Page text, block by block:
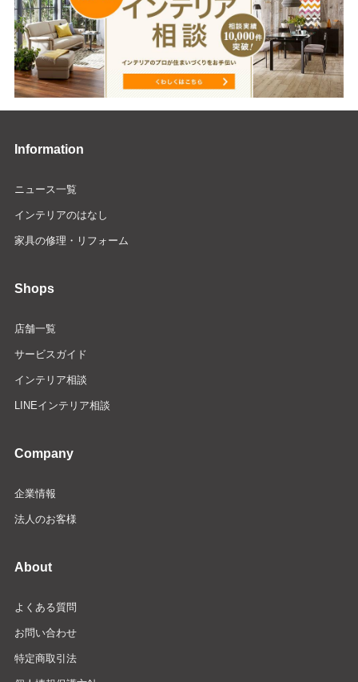
Information
ニュース一覧
インテリアのはなし
家具の修理・リフォーム
Shops
店舗一覧
サービスガイド
インテリア相談
LINEインテリア相談
Company
企業情報
法人のお客様
About
よくある質問
お問い合わせ
特定商取引法